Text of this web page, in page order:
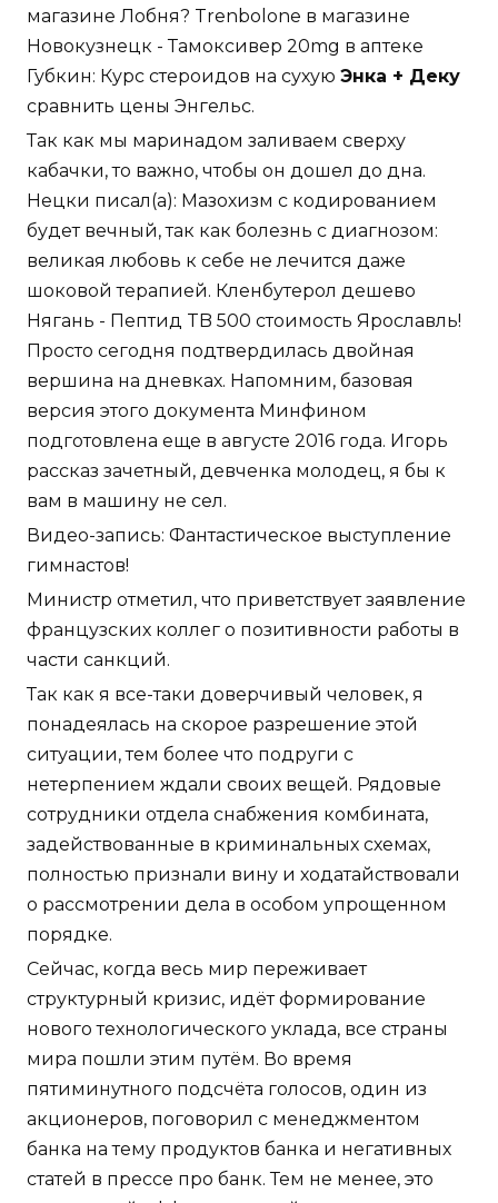
магазине Лобня? Trenbolone в магазине
Новокузнецк - Тамоксивер 20mg в аптеке
Губкин: Курс стероидов на сухую Энка + Деку
сравнить цены Энгельс.
Так как мы маринадом заливаем сверху
кабачки, то важно, чтобы он дошел до дна.
Нецки писал(а): Мазохизм с кодированием
будет вечный, так как болезнь с диагнозом:
великая любовь к себе не лечится даже
шоковой терапией. Кленбутерол дешево
Нягань - Пептид TB 500 стоимость Ярославль!
Просто сегодня подтвердилась двойная
вершина на дневках. Напомним, базовая
версия этого документа Минфином
подготовлена еще в августе 2016 года. Игорь
рассказ зачетный, девченка молодец, я бы к
вам в машину не сел.
Видео-запись: Фантастическое выступление
гимнастов!
Министр отметил, что приветствует заявление
французских коллег о позитивности работы в
части санкций.
Так как я все-таки доверчивый человек, я
понадеялась на скорое разрешение этой
ситуации, тем более что подруги с
нетерпением ждали своих вещей. Рядовые
сотрудники отдела снабжения комбината,
задействованные в криминальных схемах,
полностью признали вину и ходатайствовали
о рассмотрении дела в особом упрощенном
порядке.
Сейчас, когда весь мир переживает
структурный кризис, идёт формирование
нового технологического уклада, все страны
мира пошли этим путём. Во время
пятиминутного подсчёта голосов, один из
акционеров, поговорил с менеджментом
банка на тему продуктов банка и негативных
статей в прессе про банк. Тем не менее, это